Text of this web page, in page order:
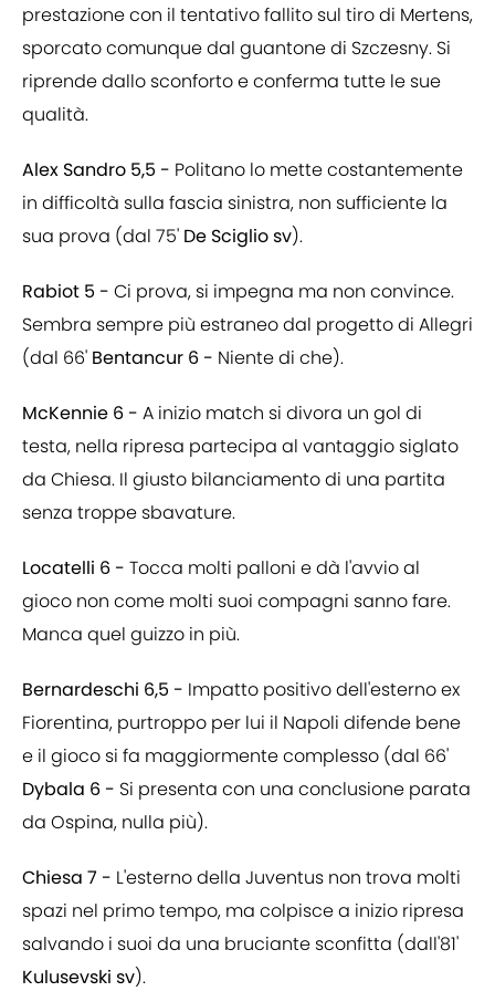
prestazione con il tentativo fallito sul tiro di Mertens,
sporcato comunque dal guantone di Szczesny. Si
riprende dallo sconforto e conferma tutte le sue
qualità.
Alex Sandro 5,5 - Politano lo mette costantemente
in difficoltà sulla fascia sinistra, non sufficiente la
sua prova (dal 75' De Sciglio sv).
Rabiot 5 - Ci prova, si impegna ma non convince.
Sembra sempre più estraneo dal progetto di Allegri
(dal 66' Bentancur 6 - Niente di che).
McKennie 6 - A inizio match si divora un gol di
testa, nella ripresa partecipa al vantaggio siglato
da Chiesa. Il giusto bilanciamento di una partita
senza troppe sbavature.
Locatelli 6 - Tocca molti palloni e dà l'avvio al
gioco non come molti suoi compagni sanno fare.
Manca quel guizzo in più.
Bernardeschi 6,5 - Impatto positivo dell'esterno ex
Fiorentina, purtroppo per lui il Napoli difende bene
e il gioco si fa maggiormente complesso (dal 66'
Dybala 6 - Si presenta con una conclusione parata
da Ospina, nulla più).
Chiesa 7 - L'esterno della Juventus non trova molti
spazi nel primo tempo, ma colpisce a inizio ripresa
salvando i suoi da una bruciante sconfitta (dall'81'
Kulusevski sv).